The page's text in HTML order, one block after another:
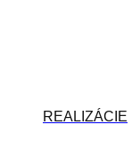
REALIZÁCIE